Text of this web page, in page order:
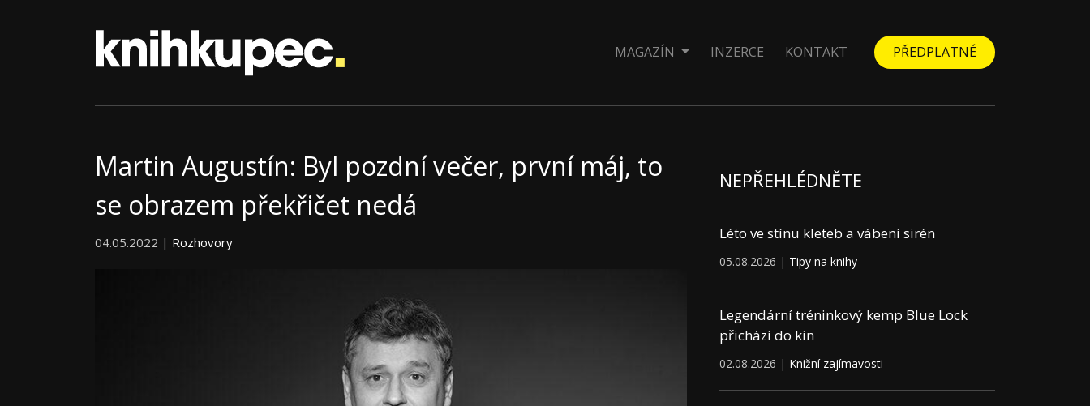
MAGAZÍN INZERCE KONTAKT PŘEDPLATNÉ
Martin Augustín: Byl pozdní večer, první máj, to
se obrazem překřičet nedá
04.05.2022 | Rozhovory
NEPŘEHLÉDNĚTE
Léto ve stínu kleteb a vábení sirén
05.08.2026 | Tipy na knihy
Legendární tréninkový kemp Blue Lock
přichází do kin
02.08.2026 | Knižní zajímavosti